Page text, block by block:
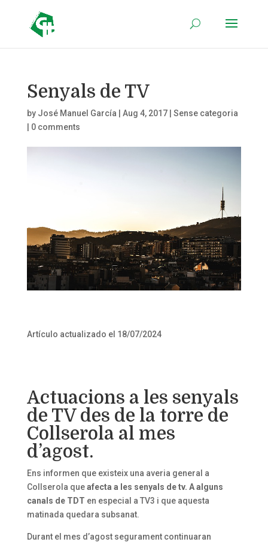
Senyals de TV
by José Manuel García Aug 4, 2017| Sense categoria
0 comments
Artículo actualizado el 18/07/2024
Actuacions a les senyals
de TV des de la torre de
Collserola al mes
d’agost.
Ens informen que existeix una averia general a
Collserola queafecta a les senyals de tv. A alguns
canals de TDT en especial a TV3 i que aquesta
matinada quedara subsanat.
Durant el mes d’agost segurament continuaran